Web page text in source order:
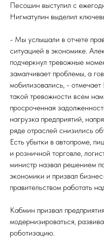
Песошин выступил с
Нигматулин выделил
- Мы услышали в отчете
ситуацией в экономике.
подчеркнул тревожные
замалчивает проблемы, а
мобилизовались, -
такой тревожности всем
просроченная
нагрузка предприятий,
ряде отраслей снизились
Есть убытки в автопроме,
и розничной торговле,
министр назвал решением
экономики и призвал
правительством работать
Кабмин призвал
модернизироваться,
роботизацию.